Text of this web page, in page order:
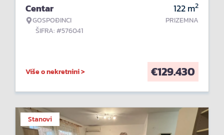
Centar
GOSPOĐINCI
ŠIFRA: #576041
122m2
PRIZEMNA
Više o nekretnini > €129.430
Stanovi